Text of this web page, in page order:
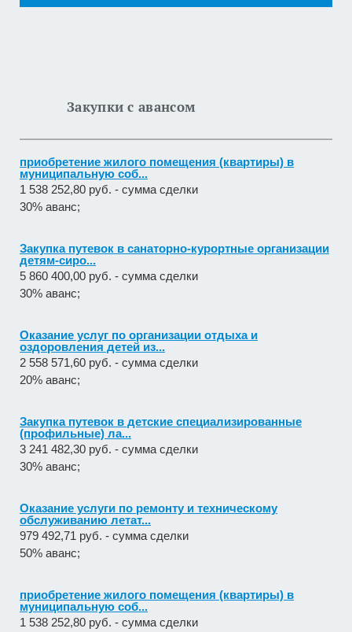
Закупки с авансом
приобретение жилого помещения (квартиры) в
муниципальную соб...
1 538 252,80 руб. - сумма сделки
30% аванс;
Закупка путевок в санаторно-курортные организации
детям-сиро...
5 860 400,00 руб. - сумма сделки
30% аванс;
Оказание услуг по организации отдыха и
оздоровления детей из...
2 558 571,60 руб. - сумма сделки
20% аванс;
Закупка путевок в детские специализированные
(профильные) ла...
3 241 482,30 руб. - сумма сделки
30% аванс;
Оказание услуги по ремонту и техническому
обслуживанию летат...
979 492,71 руб. - сумма сделки
50% аванс;
приобретение жилого помещения (квартиры) в
муниципальную соб...
1 538 252,80 руб. - сумма сделки